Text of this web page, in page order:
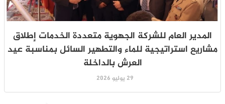
المدير العام للشركة الجهوية متعددة الخدمات إطلاق
مشاريع استراتيجية للماء والتطهير السائل بمناسبة عيد
العرش بالداخلة
29 يوليو 2026